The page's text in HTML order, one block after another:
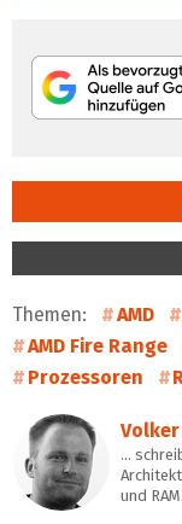
Themen: AMD
AMD Fire Range
Prozessoren
…
und RAM.